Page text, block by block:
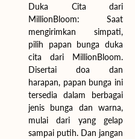
Duka Cita dari
MillionBloom: Saat
mengirimkan simpati,
pilih papan bunga duka
cita dari MillionBloom.
Disertai doa dan
harapan, papan bunga ini
tersedia dalam berbagai
jenis bunga dan warna,
mulai dari yang gelap
sampai putih. Dan jangan